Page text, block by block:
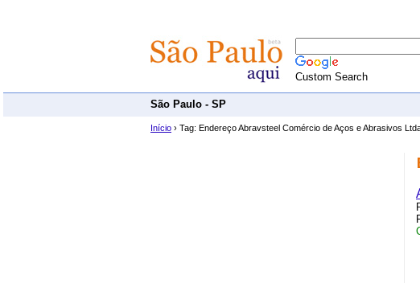
Custom Search
São Paulo - SP
Início › Tag: Endereço Abravsteel Comércio de Aços e Abrasivos